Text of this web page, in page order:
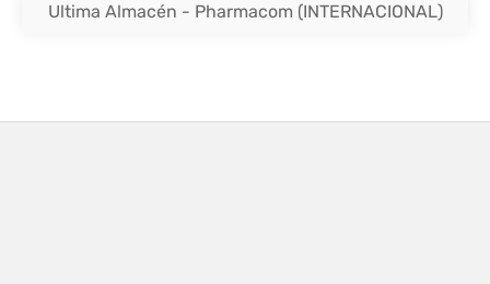
Ultima Almacén - Pharmacom (INTERNACIONAL)